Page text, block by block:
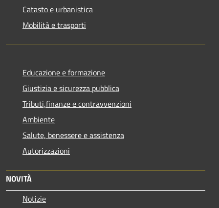
Catasto e urbanistica
Mobilità e trasporti
Educazione e formazione
Giustizia e sicurezza pubblica
Tributi,finanze e contravvenzioni
Ambiente
Salute, benessere e assistenza
Autorizzazioni
NOVITÀ
Notizie